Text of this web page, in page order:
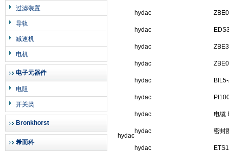
过滤装置
导轨
减速机
电机
电子元器件
电阻
开关类
Bronkhorst
希而科
hydac
hydac
hydac
hydac
hydac
hydac
hydac
hydac 电缆
hydac 密封
hydac